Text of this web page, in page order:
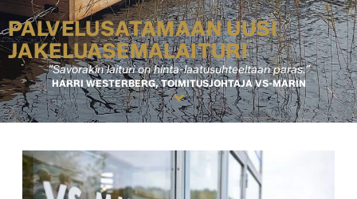
PALVELUSATAMAAN UUSI
JAKELUASEMALAITURI
”Savorakin laituri on hinta-laatusuhteeltaan paras.”
HARRI WESTERBERG, TOIMITUSJOHTAJA VS-MARIN